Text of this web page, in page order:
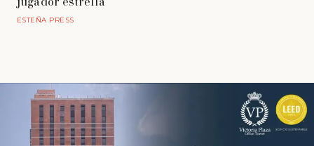
ESTEÑA PRESS